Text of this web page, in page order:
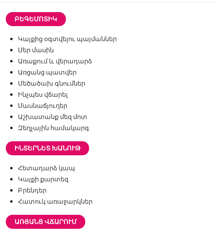
ԲԵԳԵՄՈՏԻԿ
Կայքից օգտվելու պայմաններ
Մեր մասին
Առաքում և վերադարձ
Առցանց պատվեր
Մեծածախ գնումներ
Ինչպես վճարել
Մասնաճյուղեր
Աշխատանք մեզ մոտ
Զեղչային համակարգ
ԻՆՏԵՐՆԵՏ ԽԱՆՈՒԹ
Հետադարձ կապ
Կայքի քարտեզ
Բրենդեր
Հատուկ առաջարկներ
ԱՌՑԱՆՑ ՎՃԱՐՈՒՄ